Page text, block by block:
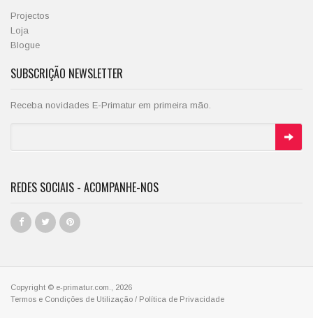
Projectos
Loja
Blogue
SUBSCRIÇÃO NEWSLETTER
Receba novidades E-Primatur em primeira mão.
REDES SOCIAIS - ACOMPANHE-NOS
Copyright © e-primatur.com., 2026
Termos e Condições de Utilização / Política de Privacidade